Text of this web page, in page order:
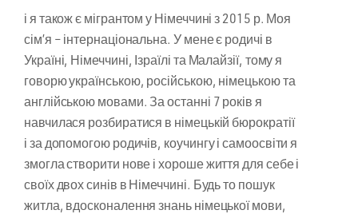
і я також є мігрантом у Німеччині з 2015 р. Моя
сім’я – інтернаціональна. У мене є родичі в
Україні, Німеччині, Ізраїлі та Малайзії, тому я
говорю українською, російською, німецькою та
англійською мовами. За останні 7 років я
навчилася розбиратися в німецькій бюрократії
і за допомогою родичів, коучингу і самоосвіти я
змогла створити нове і хороше життя для себе і
своїх двох синів в Німеччині. Будь то пошук
житла, вдосконалення знань німецької мови,